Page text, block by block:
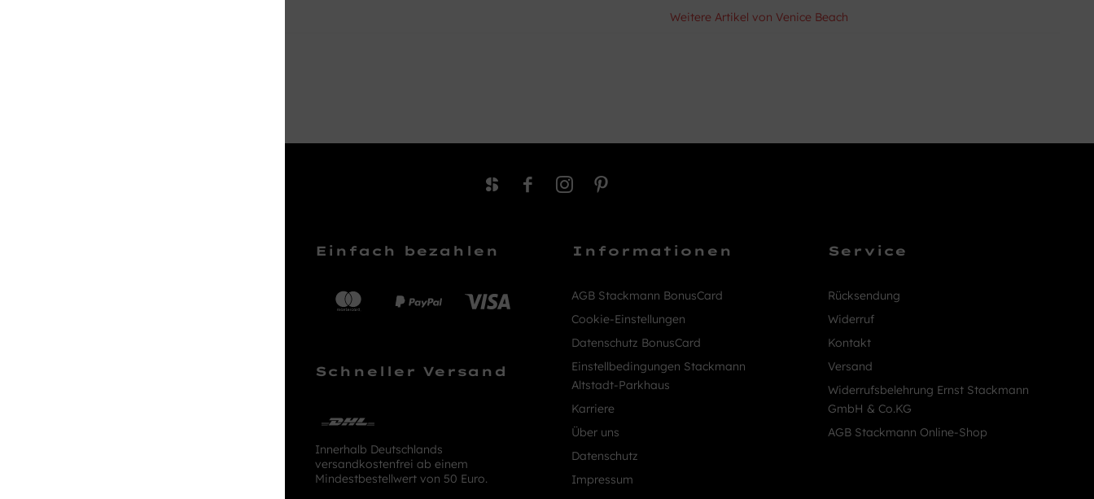
Weitere Artikel von Venice Beach
Einfach bezahlen
Schneller Versand
Innerhalb Deutschlands
versandkostenfrei ab einem
Mindestbestellwert von 50 Euro.
Informationen
AGB Stackmann BonusCard
Cookie-Einstellungen
Datenschutz BonusCard
Einstellbedingungen Stackmann
Altstadt-Parkhaus
Karriere
Über uns
Datenschutz
Impressum
Service
Rücksendung
Widerruf
Kontakt
Versand
Widerrufsbelehrung Ernst Stackmann
GmbH & Co.KG
AGB Stackmann Online-Shop